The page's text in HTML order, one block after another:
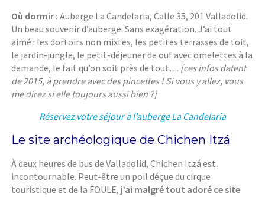
Où dormir : Auberge La Candelaria, Calle 35, 201 Valladolid.
Un beau souvenir d’auberge. Sans exagération. J’ai tout
aimé : les dortoirs non mixtes, les petites terrasses de toit,
le jardin-jungle, le petit-déjeuner de ouf avec omelettes à la
demande, le fait qu’on soit près de tout… [ces infos datent
de 2015, à prendre avec des pincettes ! Si vous y allez, vous
me direz si elle toujours aussi bien ?]
Réservez votre séjour à l’auberge La Candelaria
Le site archéologique de Chichen Itzá
À deux heures de bus de Valladolid, Chichen Itzá est
incontournable. Peut-être un poil déçue du cirque
touristique et de la FOULE, j’ai malgré tout adoré ce site